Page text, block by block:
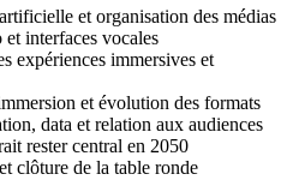
et organisation des médias
interfaces vocales
expériences immersives et
et évolution des formats
data et relation aux audiences
rester central en 2050
clôture de la table ronde